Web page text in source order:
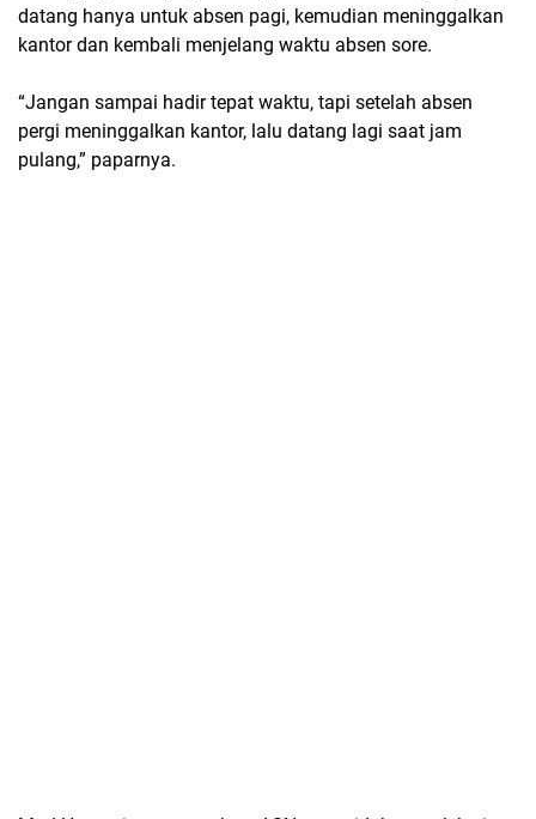
datang hanya untuk absen pagi, kemudian meninggalkan
kantor dan kembali menjelang waktu absen sore.
“Jangan sampai hadir tepat waktu, tapi setelah absen
pergi meninggalkan kantor, lalu datang lagi saat jam
pulang,” paparnya.